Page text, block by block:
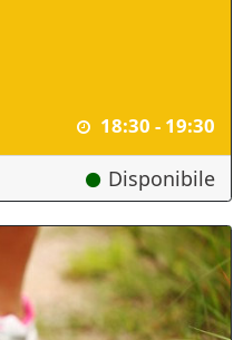
18:30 - 19:30
Disponibile